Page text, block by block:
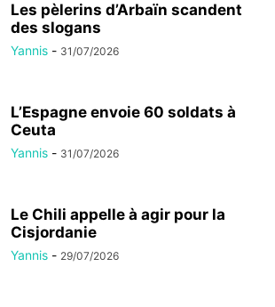
Les pèlerins d’Arbaïn scandent
des slogans
Yannis - 31/07/2026
L’Espagne envoie 60 soldats à
Ceuta
Yannis - 31/07/2026
Le Chili appelle à agir pour la
Cisjordanie
Yannis - 29/07/2026